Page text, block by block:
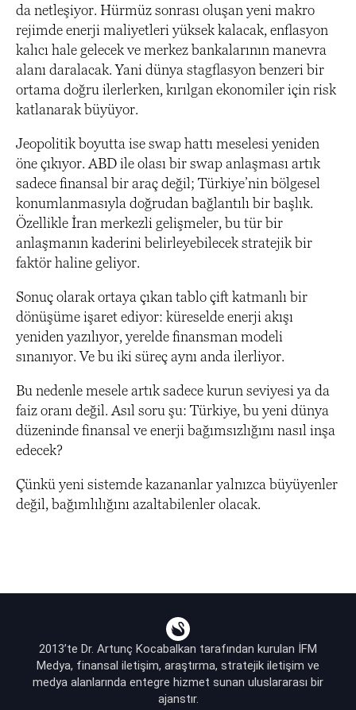
da netleşiyor. Hürmüz sonrası oluşan yeni makro
rejimde enerji maliyetleri yüksek kalacak, enflasyon
kalıcı hale gelecek ve merkez bankalarının manevra
alanı daralacak. Yani dünya stagflasyon benzeri bir
ortama doğru ilerlerken, kırılgan ekonomiler için risk
katlanarak büyüyor.
Jeopolitik boyutta ise swap hattı meselesi yeniden
öne çıkıyor. ABD ile olası bir swap anlaşması artık
sadece finansal bir araç değil; Türkiye’nin bölgesel
konumlanmasıyla doğrudan bağlantılı bir başlık.
Özellikle İran merkezli gelişmeler, bu tür bir
anlaşmanın kaderini belirleyebilecek stratejik bir
faktör haline geliyor.
Sonuç olarak ortaya çıkan tablo çift katmanlı bir
dönüşüme işaret ediyor: küreselde enerji akışı
yeniden yazılıyor, yerelde finansman modeli
sınanıyor. Ve bu iki süreç aynı anda ilerliyor.
Bu nedenle mesele artık sadece kurun seviyesi ya da
faiz oranı değil. Asıl soru şu: Türkiye, bu yeni dünya
düzeninde finansal ve enerji bağımsızlığını nasıl inşa
edecek?
Çünkü yeni sistemde kazananlar yalnızca büyüyenler
değil, bağımlılığını azaltabilenler olacak.
2013’te Dr. Artunç Kocabalkan tarafından kurulan İFM
Medya, finansal iletişim, araştırma, stratejik iletişim ve
medya alanlarında entegre hizmet sunan uluslararası bir
ajanstır.